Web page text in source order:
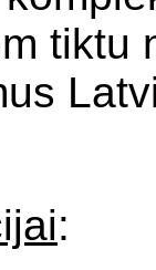
tiktu
: